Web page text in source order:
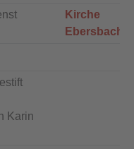
Kirche
Ebersbach
Karin